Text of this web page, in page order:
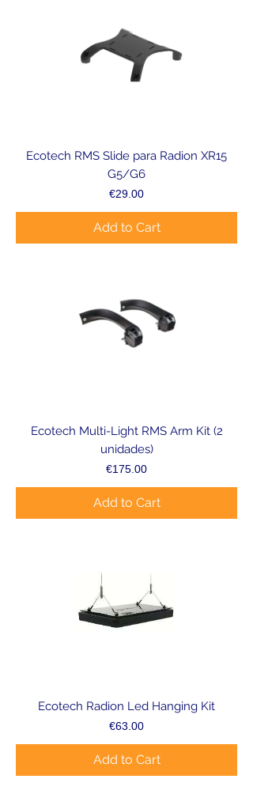
Ecotech RMS Slide para Radion XR15
G5/G6
Price
€29.00
Add to Cart
Ecotech Multi-Light RMS Arm Kit (2
unidades)
Price
€175.00
Add to Cart
Ecotech Radion Led Hanging Kit
Price
€63.00
Add to Cart